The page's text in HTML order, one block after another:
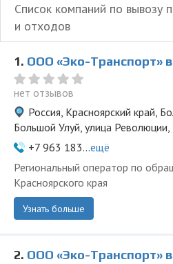
Список компаний по вывозу
и отходов
1. ООО «Эко-Транспорт»
нет отзывов
Россия, Красноярский край,
Большой Улуй, улица Революции,
+7 963 183...ещё
Региональный оператор по
Красноярского края
Узнать больше
2. ООО «Эко-Транспорт»